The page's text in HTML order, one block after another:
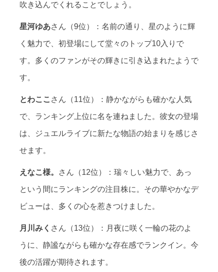
吹き込んでくれることでしょう。
星河ゆあさん（9位）：名前の通り、星のように輝
く魅力で、初登場にして堂々のトップ10入りで
す。多くのファンがその輝きに引き込まれたようで
す。
とわここ さん（11位）：静かながらも確かな人気
で、ランキング上位に名を連ねました。彼女の登場
は、ジュエルライブに新たな物語の始まりを感じさ
せます。
えなこ様。 さん（12位）：瑞々しい魅力で、あっ
という間にランキングの注目株に。その華やかなデ
ビューは、多くの心を惹きつけました。
月川みく さん（13位）：月夜に咲く一輪の花のよ
うに、静謐ながらも確かな存在感でランクイン。今
後の活躍が期待されます。